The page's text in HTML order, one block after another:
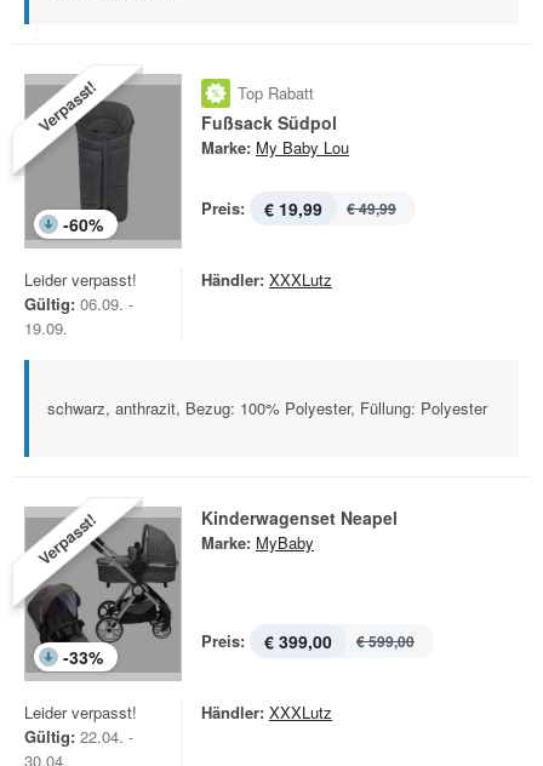
Verpasst!
-60%
Top Rabatt
Fußsack Südpol
Marke: My Baby Lou
Preis: € 19,99 € 49,99
Leider verpasst!
Gültig: 06.09. -
19.09.
Händler: XXXLutz
schwarz, anthrazit, Bezug: 100% Polyester, Füllung: Polyester
Verpasst!
-33%
Kinderwagenset Neapel
Marke: MyBaby
Preis: € 399,00 € 599,00
Leider verpasst!
Gültig: 22.04. -
30.04.
Händler: XXXLutz